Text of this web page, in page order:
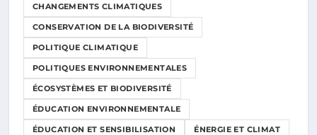
CHANGEMENTS CLIMATIQUES
CONSERVATION DE LA BIODIVERSITÉ
POLITIQUE CLIMATIQUE
POLITIQUES ENVIRONNEMENTALES
ÉCOSYSTÈMES ET BIODIVERSITÉ
ÉDUCATION ENVIRONNEMENTALE
ÉDUCATION ET SENSIBILISATION ÉNERGIE ET CLIMAT